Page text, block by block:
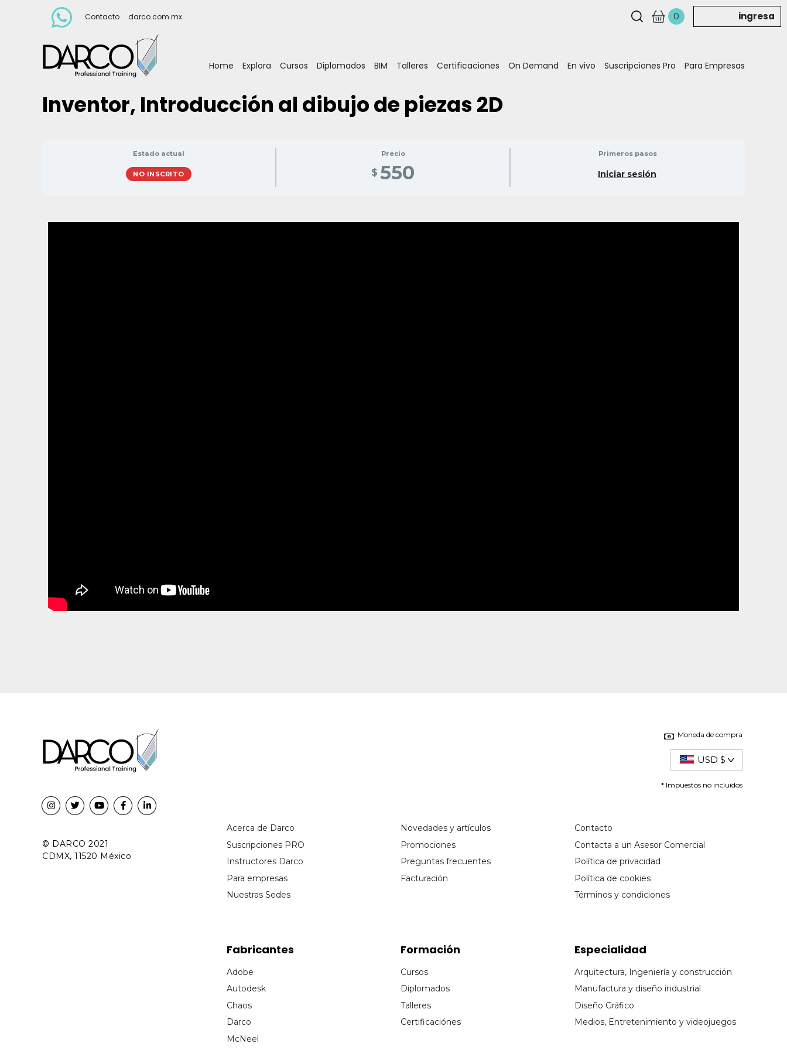
Contacto darco.com.mx 0 ingresa
Home Explora Cursos Diplomados BIM Talleres Certificaciones On Demand En vivo Suscripciones Pro Para Empresas
Inventor, Introducción al dibujo de piezas 2D
Estado actual
NO INSCRITO
Precio
$ 550
Primeros pasos
Iniciar sesión
© DARCO 2021
CDMX, 11520 México
Moneda de compra
USD $
* Impuestos no incluidos
Acerca de Darco
Suscripciones PRO
Instructores Darco
Para empresas
Nuestras Sedes
Novedades y artículos
Promociones
Preguntas frecuentes
Facturación
Contacto
Contacta a un Asesor Comercial
Política de privacidad
Política de cookies
Términos y condiciones
Fabricantes
Adobe
Autodesk
Chaos
Darco
McNeel
Formación
Cursos
Diplomados
Talleres
Certificaciónes
Especialidad
Arquitectura, Ingeniería y construcción
Manufactura y diseño industrial
Diseño Gráfico
Medios, Entretenimiento y videojuegos